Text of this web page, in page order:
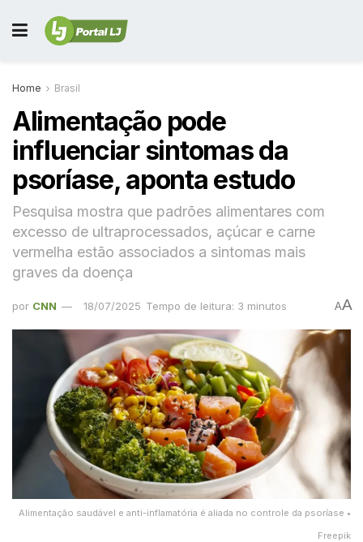
Home Brasil
Alimentação pode
influenciar sintomas da
psoríase, aponta estudo
Pesquisa mostra que padrões alimentares com
excesso de ultraprocessados, açúcar e carne
vermelha estão associados a sintomas mais
graves da doença
por CNN 18/07/2025 Tempo de leitura: 3 minutos AA
Alimentação saudável e anti-inflamatória é aliada no controle da psoríase •
Freepik